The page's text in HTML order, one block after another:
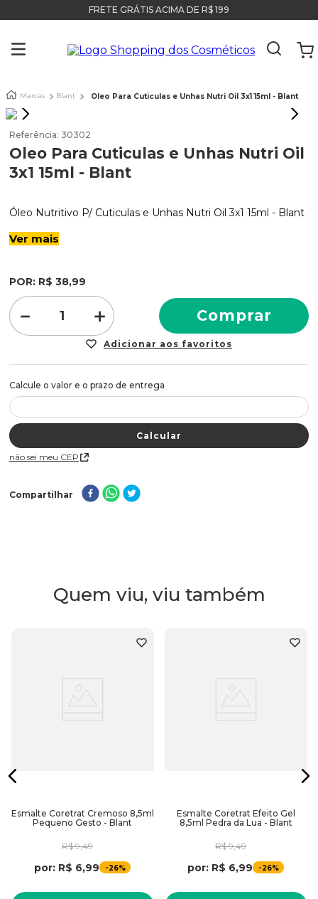
FRETE GRÁTIS ACIMA DE R$ 199
Marcas Blant Oleo Para Cuticulas e Unhas Nutri Oil 3x1 15ml - Blant
Referência: 30302
Oleo Para Cuticulas e Unhas Nutri Oil
3x1 15ml - Blant
Óleo Nutritivo P/ Cuticulas e Unhas Nutri Oil 3x1 15ml - Blant
Ver mais
POR: R$ 38,99
＋
－ Comprar
Não sei meu CEP
Compartilhar
Quem viu, viu também
Esmalte Coretrat Cremoso 8,5ml
Pequeno Gesto - Blant
R$ 9,49
por: R$ 6,99 -26%
Esmalte Coretrat Efeito Gel
8,5ml Pedra da Lua - Blant
R$ 9,49
por: R$ 6,99 -26%